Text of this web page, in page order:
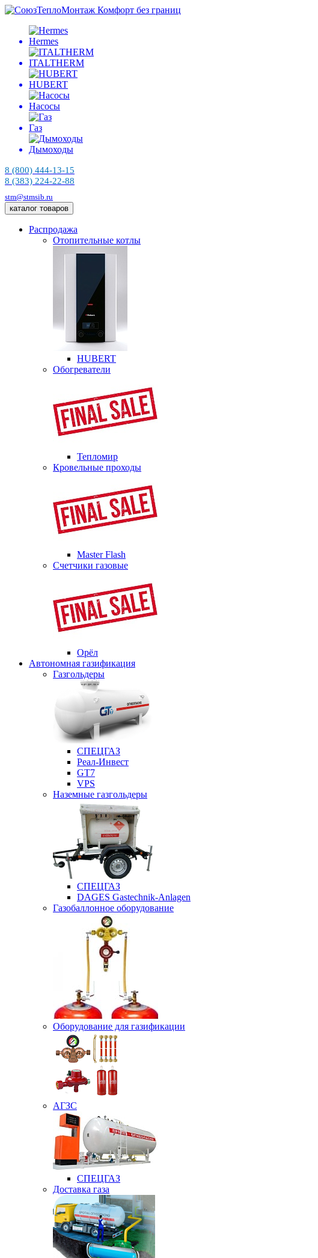
Комфорт без границ
Hermes
ITALTHERM
HUBERT
Насосы
Газ
Дымоходы
8 (800) 444-13-15
8 (383) 224-22-88
stm@stmsib.ru
каталог товаров
Распродажа
Отопительные котлы
HUBERT
Обогреватели
Тепломир
Кровельные проходы
Master Flash
Счетчики газовые
Орёл
Автономная газификация
Газгольдеры
СПЕЦГАЗ
Реал-Инвест
GT7
VPS
Наземные газгольдеры
СПЕЦГАЗ
DAGES Gastechnik-Anlagen
Газобаллонное оборудование
Оборудование для газификации
АГЗС
СПЕЦГАЗ
Доставка газа